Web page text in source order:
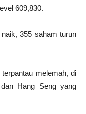
609,830.
355 saham turun
melemah, di
Hang Seng yang